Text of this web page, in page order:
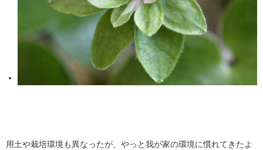
用土や栽培環境も異なったが、やっと我が家の環境に慣れてきたよ